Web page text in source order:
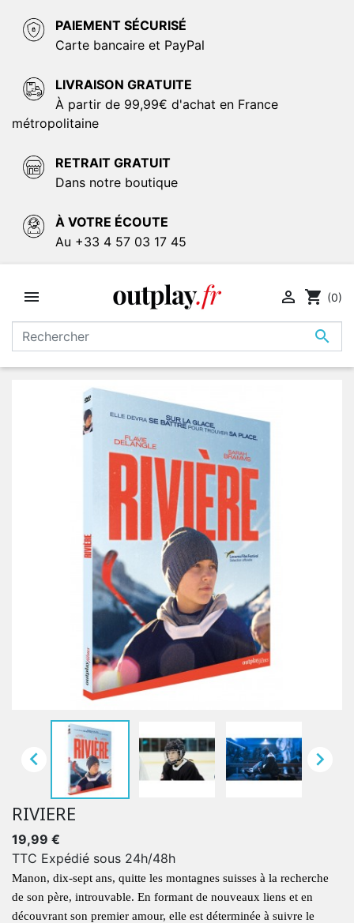
PAIEMENT SÉCURISÉ
Carte bancaire et PayPal
LIVRAISON GRATUITE
À partir de 99,99€ d'achat en France
métropolitaine
RETRAIT GRATUIT
Dans notre boutique
À VOTRE ÉCOUTE
Au +33 4 57 03 17 45


 shopping_cart (0)
 
RIVIERE
19,99 €
TTC Expédié sous 24h/48h
Manon, dix-sept ans, quitte les montagnes suisses à la recherche
de son père, introuvable. En formant de nouveaux liens et en
découvrant son premier amour, elle est déterminée à suivre le